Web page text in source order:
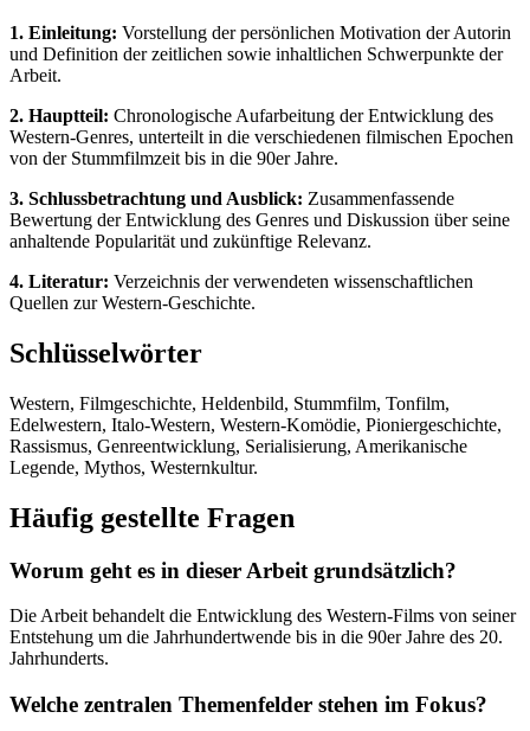
1. Einleitung: Vorstellung der persönlichen Motivation der Autorin
und Definition der zeitlichen sowie inhaltlichen Schwerpunkte der
Arbeit.
2. Hauptteil: Chronologische Aufarbeitung der Entwicklung des
Western-Genres, unterteilt in die verschiedenen filmischen Epochen
von der Stummfilmzeit bis in die 90er Jahre.
3. Schlussbetrachtung und Ausblick: Zusammenfassende
Bewertung der Entwicklung des Genres und Diskussion über seine
anhaltende Popularität und zukünftige Relevanz.
4. Literatur: Verzeichnis der verwendeten wissenschaftlichen
Quellen zur Western-Geschichte.
Schlüsselwörter
Western, Filmgeschichte, Heldenbild, Stummfilm, Tonfilm,
Edelwestern, Italo-Western, Western-Komödie, Pioniergeschichte,
Rassismus, Genreentwicklung, Serialisierung, Amerikanische
Legende, Mythos, Westernkultur.
Häufig gestellte Fragen
Worum geht es in dieser Arbeit grundsätzlich?
Die Arbeit behandelt die Entwicklung des Western-Films von seiner
Entstehung um die Jahrhundertwende bis in die 90er Jahre des 20.
Jahrhunderts.
Welche zentralen Themenfelder stehen im Fokus?